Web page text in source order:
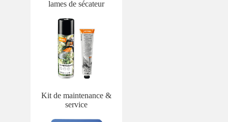
lames de sécateur
Kit de maintenance &
service